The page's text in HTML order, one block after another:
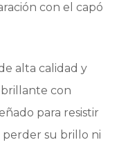
con el capó
alta calidad y
con
para resistir
perder su brillo ni